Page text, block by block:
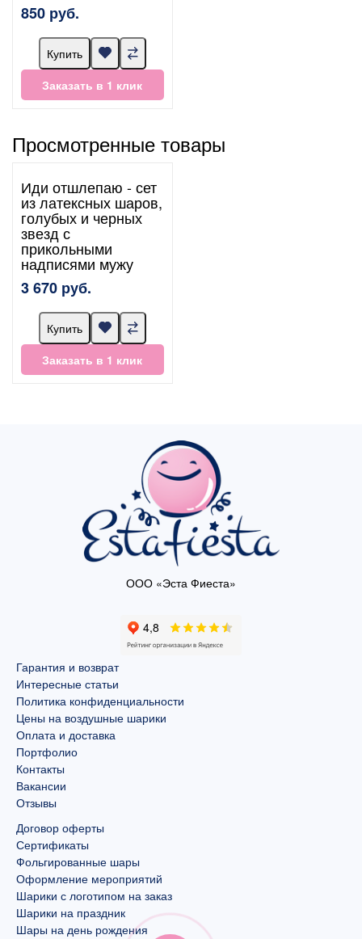
850 руб.
Купить
Заказать в 1 клик
Просмотренные товары
Иди отшлепаю - сет
из латексных шаров,
голубых и черных
звезд с
прикольными
надписями мужу
3 670 руб.
Купить
Заказать в 1 клик
ООО «Эста Фиеста»
Гарантия и возврат
Интересные статьи
Политика конфиденциальности
Цены на воздушные шарики
Оплата и доставка
Портфолио
Контакты
Вакансии
Отзывы
Договор оферты
Сертификаты
Фольгированные шары
Оформление мероприятий
Шарики с логотипом на заказ
Шарики на праздник
Шары на день рождения